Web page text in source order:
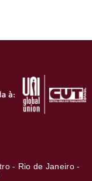
- Rio de Janeiro -